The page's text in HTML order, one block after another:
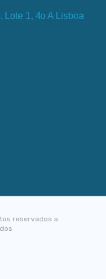
Lote 1, 4o A Lisboa
reservados a